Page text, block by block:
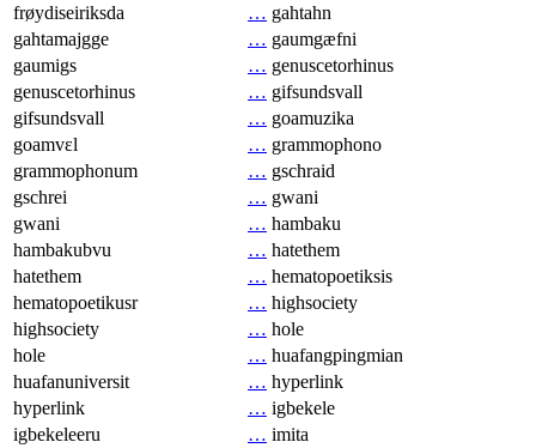
frøydiseiriksda
… gahtahn
gahtamajgge
… gaumgæfni
gaumigs
… genuscetorhinus
genuscetorhinus
… gifsundsvall
gifsundsvall
… goamuzika
goamvɛl
… grammophono
grammophonum
… gschraid
gschrei
… gwani
gwani
… hambaku
hambakubvu
… hatethem
hatethem
… hematopoetiksis
hematopoetikusr
… highsociety
highsociety
… hole
hole
… huafangpingmian
huafanuniversit
… hyperlink
hyperlink
… igbekele
igbekeleeru
… imita